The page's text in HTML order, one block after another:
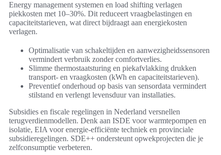
Energy management systemen en load shifting verlagen
piekkosten met 10–30%. Dit reduceert vraagbelastingen en
capaciteitstarieven, wat direct bijdraagt aan energiekosten
verlagen.
Optimalisatie van schakeltijden en aanwezigheidssensoren
vermindert verbruik zonder comfortverlies.
Slimme thermostaatsturing en piekafvlakking drukken
transport- en vraagkosten (kWh en capaciteitstarieven).
Preventief onderhoud op basis van sensordata vermindert
stilstand en verlengt levensduur van installaties.
Subsidies en fiscale regelingen in Nederland versnellen
terugverdienmodellen. Denk aan ISDE voor warmtepompen en
isolatie, EIA voor energie-efficiënte techniek en provinciale
subsidieregelingen. SDE++ ondersteunt opwekprojecten die je
zelfconsumptie verbeteren.